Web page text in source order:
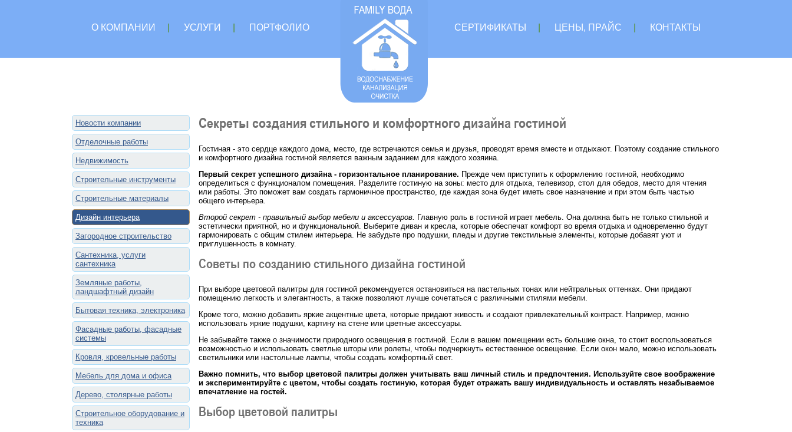
О КОМПАНИИ УСЛУГИ ПОРТФОЛИО СЕРТИФИКАТЫ ЦЕНЫ, ПРАЙС КОНТАКТЫ
Новости компании
Отделочные работы
Недвижимость
Строительные инструменты
Строительные материалы
Дизайн интерьера
Загородное строительство
Сантехника, услуги
сантехника
Земляные работы,
ландшафтный дизайн
Бытовая техника, электроника
Фасадные работы, фасадные
системы
Кровля, кровельные работы
Мебель для дома и офиса
Дерево, столярные работы
Строительное оборудование и
техника
Секреты создания стильного и комфортного дизайна гостиной
Гостиная - это сердце каждого дома, место, где встречаются семья и друзья, проводят время вместе и отдыхают. Поэтому создание стильного
и комфортного дизайна гостиной является важным заданием для каждого хозяина.
Первый секрет успешного дизайна - горизонтальное планирование. Прежде чем приступить к оформлению гостиной, необходимо
определиться с функционалом помещения. Разделите гостиную на зоны: место для отдыха, телевизор, стол для обедов, место для чтения
или работы. Это поможет вам создать гармоничное пространство, где каждая зона будет иметь свое назначение и при этом быть частью
общего интерьера.
Второй секрет - правильный выбор мебели и аксессуаров. Главную роль в гостиной играет мебель. Она должна быть не только стильной и
эстетически приятной, но и функциональной. Выберите диван и кресла, которые обеспечат комфорт во время отдыха и одновременно будут
гармонировать с общим стилем интерьера. Не забудьте про подушки, пледы и другие текстильные элементы, которые добавят уют и
приглушенность в комнату.
Советы по созданию стильного дизайна гостиной
При выборе цветовой палитры для гостиной рекомендуется остановиться на пастельных тонах или нейтральных оттенках. Они придают
помещению легкость и элегантность, а также позволяют лучше сочетаться с различными стилями мебели.
Кроме того, можно добавить яркие акцентные цвета, которые придают живость и создают привлекательный контраст. Например, можно
использовать яркие подушки, картину на стене или цветные аксессуары.
Не забывайте также о значимости природного освещения в гостиной. Если в вашем помещении есть большие окна, то стоит воспользоваться
возможностью и использовать светлые шторы или ролеты, чтобы подчеркнуть естественное освещение. Если окон мало, можно использовать
светильники или настольные лампы, чтобы создать комфортный свет.
Важно помнить, что выбор цветовой палитры должен учитывать ваш личный стиль и предпочтения. Используйте свое воображение
и экспериментируйте с цветом, чтобы создать гостиную, которая будет отражать вашу индивидуальность и оставлять незабываемое
впечатление на гостей.
Выбор цветовой палитры